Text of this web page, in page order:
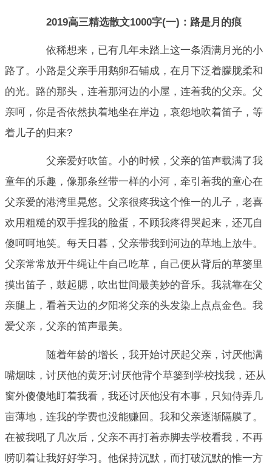
2019高三精选散文1000字(一)：路是月的痕
依稀想来，已有几年未踏上这一条洒满月光的小
路了。小路是父亲手用鹅卵石铺成，在月下泛着朦胧柔和
的光。路的那头，连着那河边的小屋，连着我的父亲。父
亲呵，你是否依然执着地坐在岸边，哀怨地吹着笛子，等
着儿子的归来?
父亲爱好吹笛。小的时候，父亲的笛声载满了我
童年的乐趣，像那条丝带一样的小河，牵引着我的童心在
父亲爱的港湾里晃悠。父亲很疼我这个惟一的儿子，老喜
欢用粗糙的双手捏我的脸蛋，不顾我疼得哭起来，还兀自
傻呵呵地笑。每天日暮，父亲带我到河边的草地上放牛。
父亲常常放开牛绳让牛自己吃草，自己便从背后的草篓里
摸出笛子，鼓起腮，吹出世间最美妙的音乐。我就靠在父
亲腿上，看着天边的夕阳将父亲的头发染上点点金色。我
爱父亲，父亲的笛声最美。
随着年龄的增长，我开始讨厌起父亲，讨厌他满
嘴烟味，讨厌他的黄牙;讨厌他背个草篓到学校找我，还从
窗外傻傻地盯着我看，我还讨厌他没有本事，只知侍弄几
亩薄地，连我的学费也没能赚回。我和父亲逐渐隔膜了。
在被我吼了几次后，父亲不再打着赤脚去学校看我，不再
唠叨着让我好好学习。他保持沉默，而打破沉默的惟一方